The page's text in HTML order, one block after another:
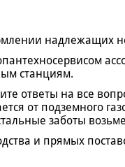
надлежащих
станциям.
ответы на все
от подземного
заботы
и прямых